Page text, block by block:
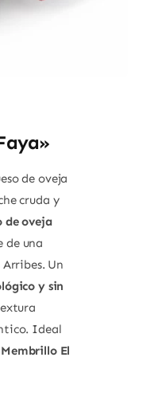
de oveja
cruda y
de oveja
de una
Un
y sin
Ideal
El